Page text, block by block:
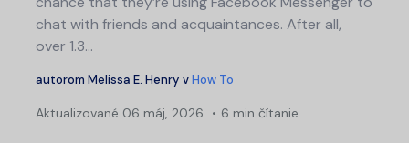
chat with friends and acquaintances. After all,
over 1.3…
autorom Melissa E. Henry vHow To
Aktualizované 06 máj, 2026 6 min čítanie